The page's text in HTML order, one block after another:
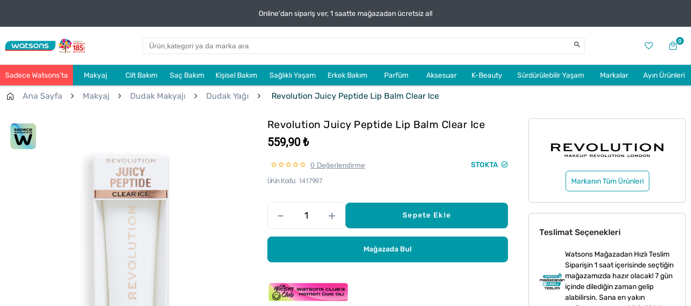
Online'dan sipariş ver, 1 saatte mağazadan ücretsiz al!
0
Sadece Watsons’ta Makyaj Cilt Bakım Saç Bakım Kişisel Bakım Sağlıklı Yaşam Erkek Bakım Parfüm Aksesuar K-Beauty Sürdürülebilir Yaşam Markalar Ayın Ürünleri
Ana Sayfa Makyaj Dudak Makyajı Dudak Yağı Revolution Juicy Peptide Lip Balm Clear Ice
Revolution Juicy Peptide Lip Balm Clear Ice
559,90 ₺
0 Değerlendirme STOKTA
Ürün Kodu 1417997
– + Sepete Ekle
Mağazada Bul
Markanın Tüm Ürünleri
Teslimat Seçenekleri
Watsons Mağazadan Hızlı Teslim
Siparişin 1 saat içerisinde seçtiğin
mağazamızda hazır olacak! 7 gün
içinde dilediğin zaman gelip
alabilirsin. Sana en yakın